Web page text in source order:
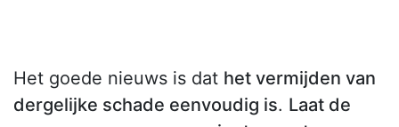
Het goede nieuws is dat het vermijden van
dergelijke schade eenvoudig is. Laat de